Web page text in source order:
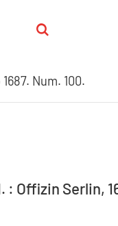
Num. 100.
Offizin Serlin,